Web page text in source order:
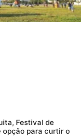
Festival de
opção para curtir o